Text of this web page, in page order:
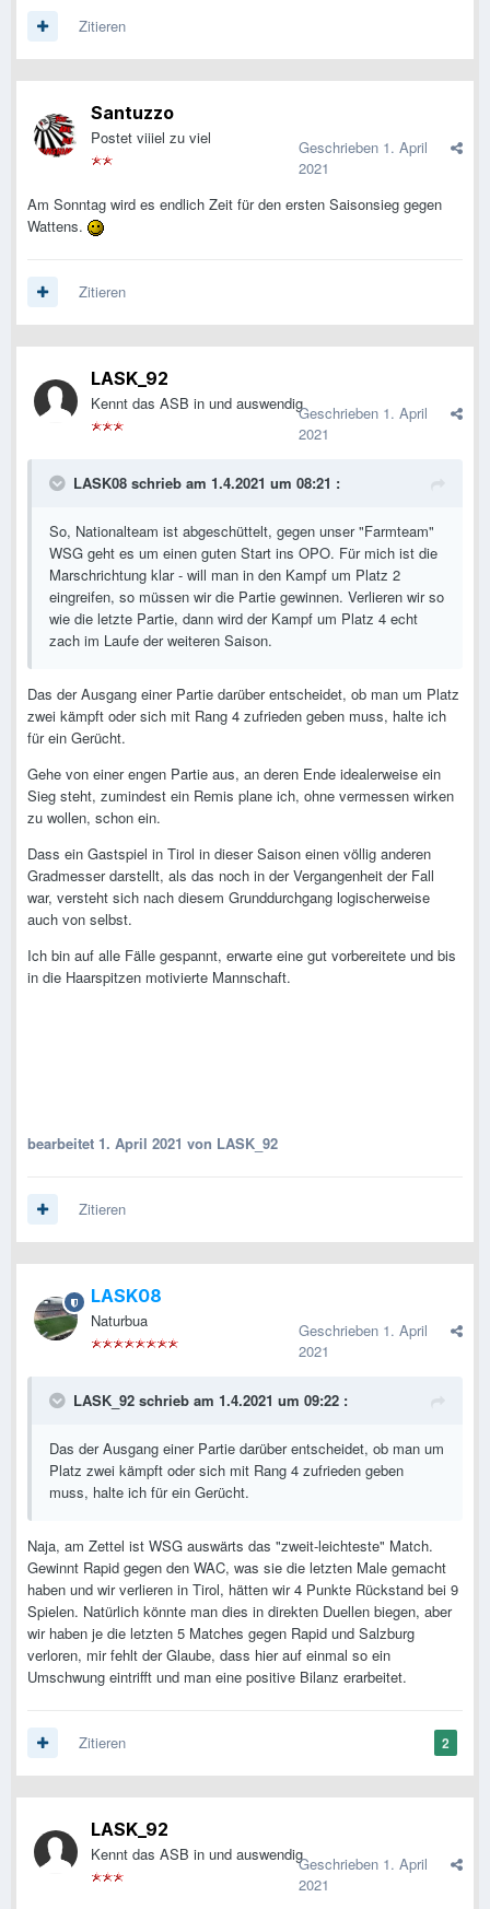
Zitieren
Santuzzo
Postet viiiel zu viel Geschrieben 1. April
2021
Am Sonntag wird es endlich Zeit für den ersten Saisonsieg gegen
Wattens.
Zitieren
LASK_92
Kennt das ASB in und auswendigGeschrieben 1. April
2021
LASK08 schrieb am 1.4.2021 um 08:21 :
So, Nationalteam ist abgeschüttelt, gegen unser "Farmteam"
WSG geht es um einen guten Start ins OPO. Für mich ist die
Marschrichtung klar - will man in den Kampf um Platz 2
eingreifen, so müssen wir die Partie gewinnen. Verlieren wir so
wie die letzte Partie, dann wird der Kampf um Platz 4 echt
zach im Laufe der weiteren Saison.
Das der Ausgang einer Partie darüber entscheidet, ob man um Platz
zwei kämpft oder sich mit Rang 4 zufrieden geben muss, halte ich
für ein Gerücht.
Gehe von einer engen Partie aus, an deren Ende idealerweise ein
Sieg steht, zumindest ein Remis plane ich, ohne vermessen wirken
zu wollen, schon ein.
Dass ein Gastspiel in Tirol in dieser Saison einen völlig anderen
Gradmesser darstellt, als das noch in der Vergangenheit der Fall
war, versteht sich nach diesem Grunddurchgang logischerweise
auch von selbst.
Ich bin auf alle Fälle gespannt, erwarte eine gut vorbereitete und bis
in die Haarspitzen motivierte Mannschaft.
bearbeitet 1. April 2021 von LASK_92
Zitieren
LASK08
Naturbua Geschrieben 1. April
2021
LASK_92 schrieb am 1.4.2021 um 09:22 :
Das der Ausgang einer Partie darüber entscheidet, ob man um
Platz zwei kämpft oder sich mit Rang 4 zufrieden geben
muss, halte ich für ein Gerücht.
Naja, am Zettel ist WSG auswärts das "zweit-leichteste" Match.
Gewinnt Rapid gegen den WAC, was sie die letzten Male gemacht
haben und wir verlieren in Tirol, hätten wir 4 Punkte Rückstand bei 9
Spielen. Natürlich könnte man dies in direkten Duellen biegen, aber
wir haben je die letzten 5 Matches gegen Rapid und Salzburg
verloren, mir fehlt der Glaube, dass hier auf einmal so ein
Umschwung eintrifft und man eine positive Bilanz erarbeitet.
2
Zitieren
LASK_92
Kennt das ASB in und auswendigGeschrieben 1. April
2021